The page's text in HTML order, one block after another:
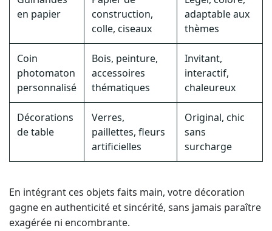
en papier
construction,
colle, ciseaux
adaptable aux
thèmes
Coin
photomaton
personnalisé
Bois, peinture,
accessoires
thématiques
Invitant,
interactif,
chaleureux
Décorations
de table
Verres,
paillettes, fleurs
artificielles
Original, chic
sans
surcharge
En intégrant ces objets faits main, votre décoration
gagne en authenticité et sincérité, sans jamais paraître
exagérée ni encombrante.